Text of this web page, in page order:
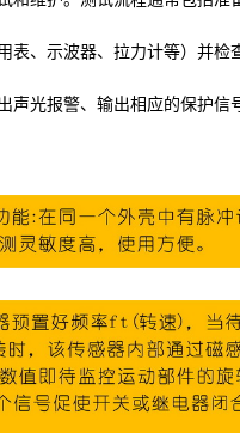
、示波器、拉力计等）并检
光报警、输出相应的保护信